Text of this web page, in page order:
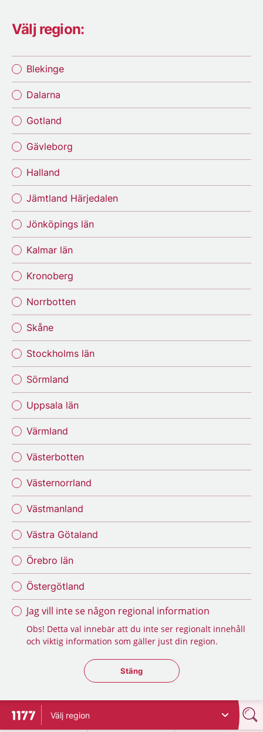
Välj region:
Blekinge
Dalarna
Gotland
Gävleborg
Halland
Jämtland Härjedalen
Jönköpings län
Kalmar län
Kronoberg
Norrbotten
Skåne
Stockholms län
Sörmland
Uppsala län
Värmland
Västerbotten
Västernorrland
Västmanland
Västra Götaland
Örebro län
Östergötland
Jag vill inte se någon regional information
Obs! Detta val innebär att du inte ser regionalt innehåll
och viktig information som gäller just din region.
Stäng regionsväljaren
Stäng
Till startsidan för 1177
Välj region
på 1177.se
på 1177.se